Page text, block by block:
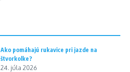
Ako pomáhajú rukavice pri jazde na
štvorkolke?
24. júla 2026